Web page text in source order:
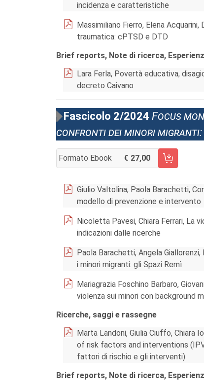
incidenza e caratteristiche
Massimiliano Fierro, Elena
traumatica: cPTSD e DTD
Brief reports, Note di ricerca,
Lara Ferla, Povertà educativa,
decreto Caivano
Fascicolo 2/2024 Focus
confronti dei minori
Formato Ebook 27,00
AGGIUNGI AL CARRELLO FASCICOLO 2/
Giulio Valtolina, Paola Barachetti,
modello di prevenzione e intervento
Nicoletta Pavesi, Chiara Ferrari, La
indicazioni dalle ricerche
Paola Barachetti, Angela
i minori migranti: gli Spazi Remì
Mariagrazia Foschino Barbaro,
violenza sui minori con background
Ricerche, saggi e rassegne
Marta Landoni, Giulia Ciuffo,
of risk factors and interventions
fattori di rischio e gli interventi)
Brief reports, Note di ricerca,